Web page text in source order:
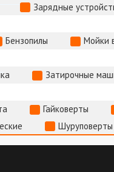
Зарядные
Бензопилы Мойки
Затирочные
Гайковерты